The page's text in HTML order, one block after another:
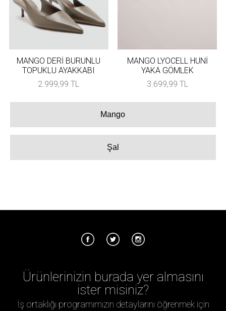
MANGO DERİ BURUNLU
TOPUKLU AYAKKABI
2.999,99 TL
MANGO LYOCELL HUNİ
YAKA GÖMLEK
3.699,99 TL
Mango
Şal
Ürünlerinizin burada yer almasını
ister misiniz?
İş ortaklığı programımızın detaylarını öğrenmek için